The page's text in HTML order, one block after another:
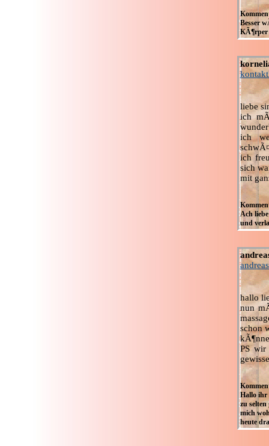
Besser
KÃ¶rper
liebe
ich
ich
ich
sich
mit
Ach
und
hallo
nun
schon
PS wir
Hallo ihr
zu
mich
heute